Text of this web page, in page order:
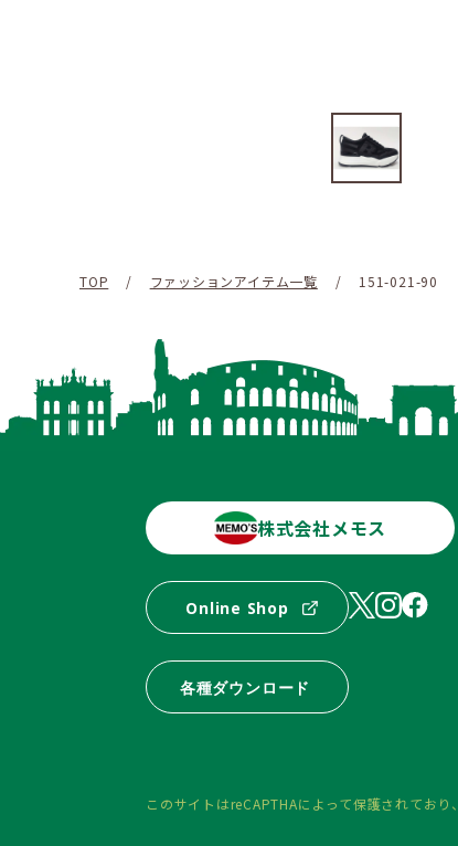
TOP / ファッションアイテム一覧 / 151-021-90
株式会社メモス
Online Shop
各種ダウンロード
このサイトはreCAPTHAによって保護されており、